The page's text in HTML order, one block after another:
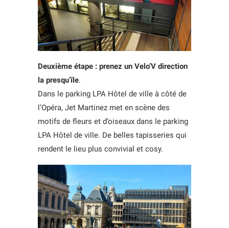
Deuxième étape : prenez un Velo’V direction
la presqu’île.
Dans le parking LPA Hôtel de ville à côté de
l’Opéra, Jet Martinez met en scène des
motifs de fleurs et d’oiseaux dans le parking
LPA Hôtel de ville. De belles tapisseries qui
rendent le lieu plus convivial et cosy.